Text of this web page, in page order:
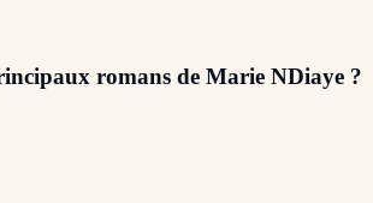
romans de Marie NDiaye ?